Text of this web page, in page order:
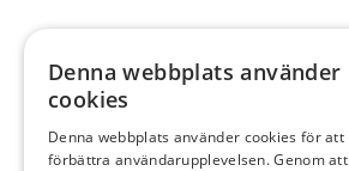
Denna webbplats använder
cookies
Denna webbplats använder cookies för att
förbättra användarupplevelsen. Genom att